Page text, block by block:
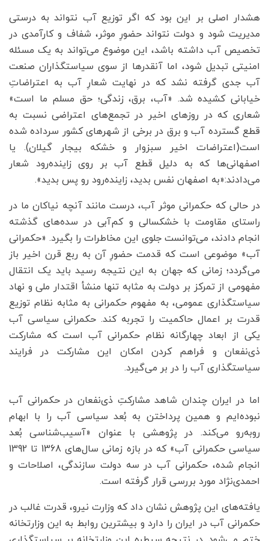
هشدار اصلی بر این بود که اگر توزیع آب نتواند به درستی
مدیریت شود و دولت نتواند حضورِ موثر، شفاف و کارآمدی در
تخصیص آب داشته باشد، این موضوع می‌تواند به یک مسئله
امنیتی تبدیل شود، اما آنقدرها از سوی سیاستگذاران صنعت
آب جدی گرفته نشد که در نهایت شعارِ آب به اعتراضاتِ
خیابانی کشیده شد. «آب، برق، زندگی؛ حق مسلم ما است»
شعاری که در روزهای اخیر در تجمع‌های اعتراضی نسبت به
قطع گسترده آب و برق در برخی از شهرهای کشور سرداده شده
است(اعتراضات اخیر سبزوار و خشکه بیجار گیلان). یا
اصفهانی‌ها که به دلیل قطع آب بر روی زاینده‌رود شعار
می‌دادند:«به اصفهان نفس بدید، زاینده‌رود رو پس بدید».
در حالی که حکمرانی موثر آب، درست مانند آنچه نیاکان ما در
راستای مقاومت با خشکسالی و کم‌آبی در سده‌های گذشته
انجام دادند، می‌توانست جلوی این مخاطرات را بگیرد. «حکمرانی
آب» موضوعی است که قدمت حضورِ آن به ربع قرن اخیر باز
می‌گردد؛ زمانی که جهان به این نتیجه رسید باید یک انتقال
مفهومی از تمرکز بر دولت به مثابه تنها منشأ اقتدار ملی و نهاد
سیاستگذاری عمومی، به مفهوم حکمرانی به مثابه نظام توزیع
قدرت بر اعمال حاکمیت را تجربه کند. حکمرانی سیاسی آب
یکی از ابعاد چهارگانه نظام حکمرانی آب است که مشارکت
ذی‌نفعان و فراهم کردن امکان این مشارکت در فرایند
سیاستگذاری آب را در بر می‌گیرد.
اما در ایران چندان شاهد مشارکتِ ذی‌نفعان در حکمرانی آب
نبوده‌ایم و همین پرداختن به بُعد سیاسی آب را با ابهام
روبه‌رو می‌کند. در پژوهشی با عنوان «آسیب‌شناسی بُعد
سیاسی حکمرانی آب» که در بازه زمانی سال‌های 1368 تا 1392
انجام شده، حکمرانی آب در سه دولت سازندگی، اصلاحات و
احمدی‌نژاد مورد بررسی قرار گرفته است.
یافته‌های این پژوهش نشان داد که وزارت نیرو، قدرت غالب در
حکمرانی آب در ایران را دارد و بیشترین روابط به این وزارتخانه